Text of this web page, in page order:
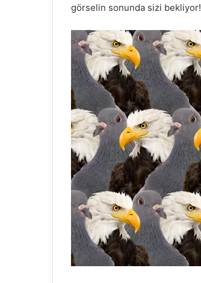
görselin sonunda sizi bekliyor!